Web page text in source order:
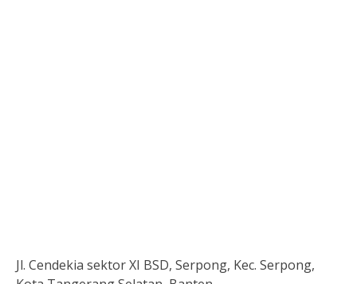
Jl. Cendekia sektor XI BSD, Serpong, Kec. Serpong,